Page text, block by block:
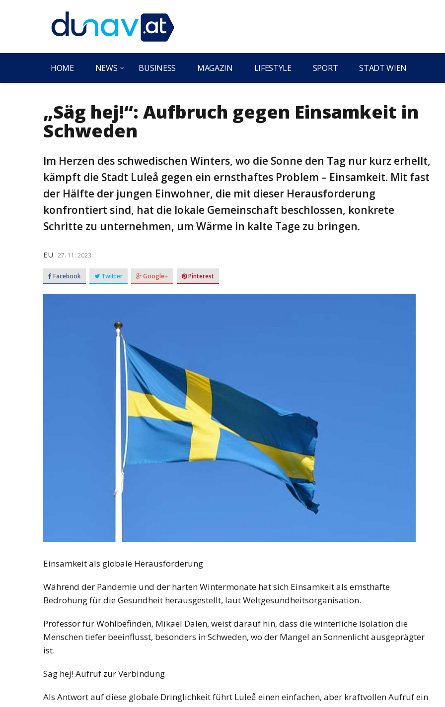
HOME NEWS BUSINESS MAGAZIN LIFESTYLE SPORT STADT WIEN
„Säg hej!“: Aufbruch gegen Einsamkeit in
Schweden
Im Herzen des schwedischen Winters, wo die Sonne den Tag nur kurz erhellt,
kämpft die Stadt Luleå gegen ein ernsthaftes Problem – Einsamkeit. Mit fast
der Hälfte der jungen Einwohner, die mit dieser Herausforderung
konfrontiert sind, hat die lokale Gemeinschaft beschlossen, konkrete
Schritte zu unternehmen, um Wärme in kalte Tage zu bringen.
EU 27. 11. 2023.
Facebook Twitter Google+ Pinterest
Einsamkeit als globale Herausforderung
Während der Pandemie und der harten Wintermonate hat sich Einsamkeit als ernsthafte
Bedrohung für die Gesundheit herausgestellt, laut Weltgesundheitsorganisation.
Professor für Wohlbefinden, Mikael Dalen, weist darauf hin, dass die winterliche Isolation die
Menschen tiefer beeinflusst, besonders in Schweden, wo der Mangel an Sonnenlicht ausgeprägter
ist.
Säg hej! Aufruf zur Verbindung
Als Antwort auf diese globale Dringlichkeit führt Luleå einen einfachen, aber kraftvollen Aufruf ein